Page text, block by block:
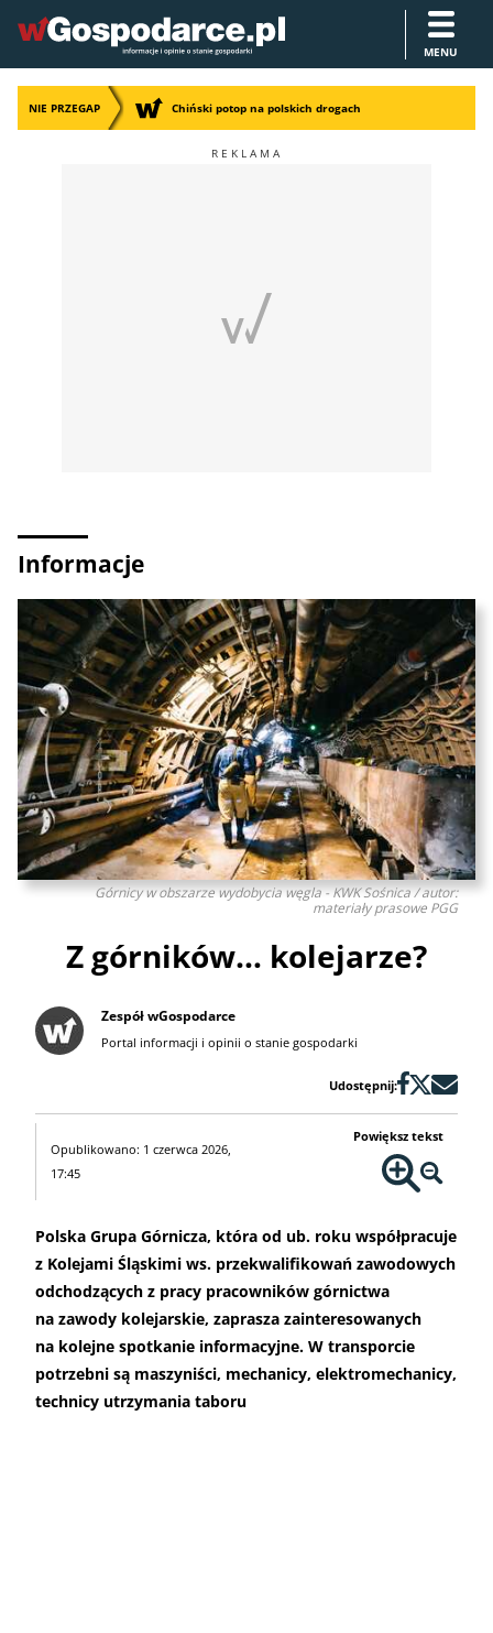
MENU
NIE PRZEGAP Chiński potop na polskich drogach
Informacje
Górnicy w obszarze wydobycia węgla - KWK Sośnica / autor:
materiały prasowe PGG
Z górników… kolejarze?
Zespół wGospodarce
Portal informacji i opinii o stanie gospodarki
Udostępnij:
Opublikowano: 1 czerwca 2026,
17:45
Powiększ tekst
Polska Grupa Górnicza, która od ub. roku współpracuje
z Kolejami Śląskimi ws. przekwalifikowań zawodowych
odchodzących z pracy pracowników górnictwa
na zawody kolejarskie, zaprasza zainteresowanych
na kolejne spotkanie informacyjne. W transporcie
potrzebni są maszyniści, mechanicy, elektromechanicy,
technicy utrzymania taboru